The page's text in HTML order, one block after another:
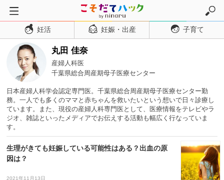
トップページ
妊活
妊娠・出産
妊娠初期
妊娠中期
妊娠後期
出産
妊活 妊娠・出産 子育て
丸田 佳奈
産婦人科医
千葉県総合周産期母子医療センター
日本産婦人科学会認定専門医。千葉県総合周産期母子医療センター勤
務。一人でも多くのママと赤ちゃんを救いたいという想いで日々診療し
ています。また、現役の産婦人科専門医として、医療情報をテレビやラ
ジオ、雑誌といったメディアでお伝えする活動も幅広く行なっていま
す。
生理がきても妊娠している可能性はある？出血の原
因は？
2021年11月13日